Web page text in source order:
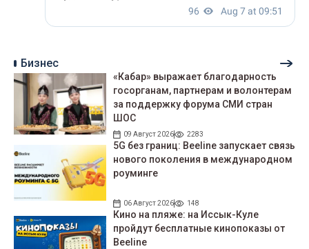
Бизнес
«Кабар» выражает благодарность
госорганам, партнерам и волонтерам
за поддержку форума СМИ стран
ШОС
09 Август 2026 2283
5G без границ: Beeline запускает связь
нового поколения в международном
роуминге
06 Август 2026 148
Кино на пляже: на Иссык-Куле
пройдут беcплатные кинопоказы от
Beeline